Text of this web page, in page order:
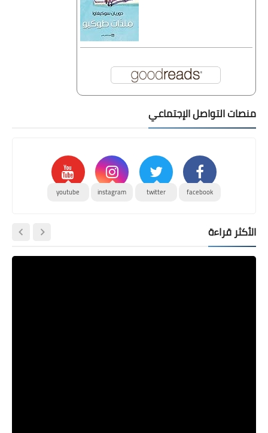
منصات التواصل الإجتماعي
facebook
twitter
instagram
youtube
الأكثر قراءة